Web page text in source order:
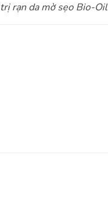
rạn da mờ sẹo Bio-Oil